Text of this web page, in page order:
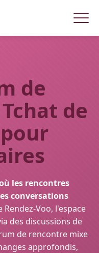
de
de
les rencontres
conversations
Voo, l'espace
des discussions de
de rencontre mixe
approfondis,